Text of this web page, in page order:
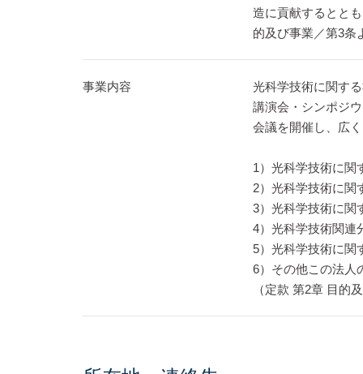
造に貢献するとと
的及び事業／第3条
事業内容
光科学技術に関す
講演会・シンポジ
会議を開催し、広
1）光科学技術に関
2）光科学技術に関
3）光科学技術に関
4）光科学技術関連
5）光科学技術に関
6）その他この法人
（定款 第2章 目的